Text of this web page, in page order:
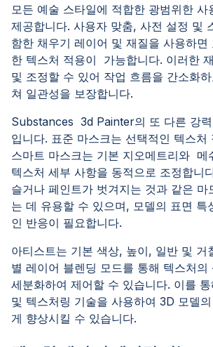
모든 예술 스타일에 적합한 광범위한 사
제공합니다. 사용자 맞춤, 사전 설정 및
함한 채우기 레이어 및 재질을 사용하면
한 텍스처 적용이 가능합니다. 이러한
및 조정할 수 있어 작업 흐름을 간소화
쳐 일관성을 보장합니다.
Substances 3d Painter의 또 다른 강력
입니다. 표준 마스크는 선택적인 텍스처
스마트 마스크는 기본 지오메트리와 메
텍스처 세부 사항을 동적으로 조정합니
슬거나 페인트가 벗겨지는 것과 같은 마
는 데 유용할 수 있으며, 모델의 표면 특
인 반응이 필요합니다.
아티스트는 기본 색상, 높이, 일반 및 거
별 레이어 블렌딩 모드를 통해 텍스처의
세분화하여 제어할 수 있습니다. 이를
및 텍스처링 기술을 사용하여 3D 모델
게 향상시킬 수 있습니다.